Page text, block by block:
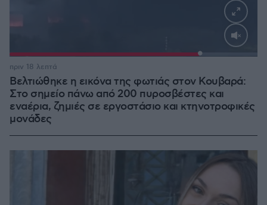
Loaded:
Βελτιώθηκε η εικόνα της φωτιάς στον Κουβαρά:
Στο σημείο πάνω από 200 πυροσβέστες και
εναέρια, ζημιές σε εργοστάσιο και κτηνοτροφικές
μονάδες
πριν 18 λεπτά